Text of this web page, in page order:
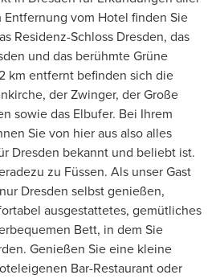
Entfernung vom Hotel finden Sie
Residenz-Schloss Dresden, das
und das berühmte Grüne
km entfernt befinden sich die
der Zwinger, der Große
sowie das Elbufer. Bei Ihrem
Sie von hier aus also alles
Dresden bekannt und beliebt ist.
zu Füssen. Als unser Gast
Dresden selbst genießen,
ausgestattetes, gemütliches
Bett, in dem Sie
Genießen Sie eine kleine
Bar-Restaurant oder